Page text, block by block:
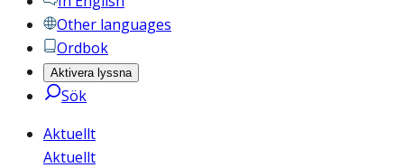
Other languages
Ordbok
Aktivera lyssna
Sök
Aktuellt
Aktuellt